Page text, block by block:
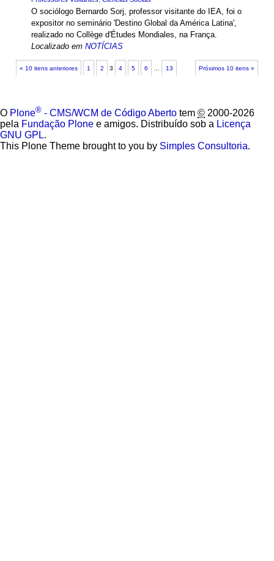
O sociólogo Bernardo Sorj, professor visitante do IEA, foi o
expositor no seminário 'Destino Global da América Latina',
realizado no Collège d'Études Mondiales, na França.
Localizado em NOTÍCIAS
« 10 itens anteriores Próximos 10 itens »
1 2 3 4 5 6 13
O Plone® - CMS/WCM de Código Aberto tem © 2000-2026
pela Fundação Plone e amigos. Distribuído sob a Licença
GNU GPL.
This Plone Theme brought to you by Simples Consultoria.